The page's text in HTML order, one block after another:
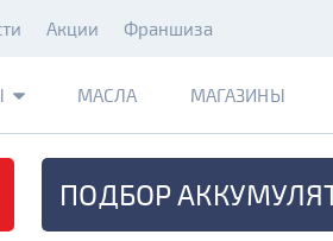
Акции Франшиза
МАСЛА МАГАЗИНЫ
ПОДБОР